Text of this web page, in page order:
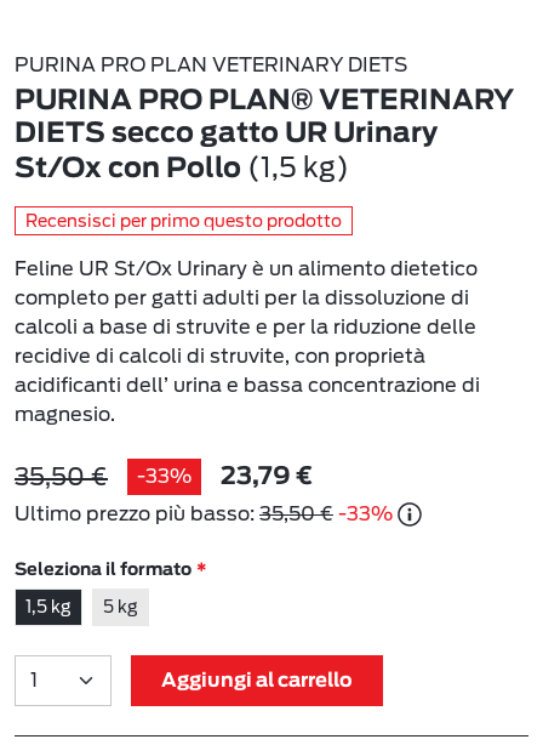
PURINA PRO PLAN VETERINARY DIETS
PURINA PRO PLAN® VETERINARY
DIETS secco gatto UR Urinary
St/Ox con Pollo (1,5 kg)
Recensisci per primo questo prodotto
Feline UR St/Ox Urinary è un alimento dietetico
completo per gatti adulti per la dissoluzione di
calcoli a base di struvite e per la riduzione delle
recidive di calcoli di struvite, con proprietà
acidificanti dell’ urina e bassa concentrazione di
magnesio.
35,50 € -33% 23,79 €
Ultimo prezzo più basso: 35,50 € -33%
Seleziona il formato
1,5 kg 5 kg
Aggiungi al carrello